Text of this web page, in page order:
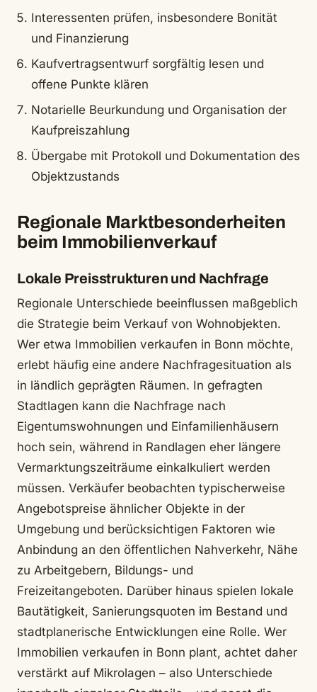
Interessenten prüfen, insbesondere Bonität
und Finanzierung
Kaufvertragsentwurf sorgfältig lesen und
offene Punkte klären
Notarielle Beurkundung und Organisation der
Kaufpreiszahlung
Übergabe mit Protokoll und Dokumentation des
Objektzustands
Regionale Marktbesonderheiten
beim Immobilienverkauf
Lokale Preisstrukturen und Nachfrage
Regionale Unterschiede beeinflussen maßgeblich
die Strategie beim Verkauf von Wohnobjekten.
Wer etwa Immobilien verkaufen in Bonn möchte,
erlebt häufig eine andere Nachfragesituation als
in ländlich geprägten Räumen. In gefragten
Stadtlagen kann die Nachfrage nach
Eigentumswohnungen und Einfamilienhäusern
hoch sein, während in Randlagen eher längere
Vermarktungszeiträume einkalkuliert werden
müssen. Verkäufer beobachten typischerweise
Angebotspreise ähnlicher Objekte in der
Umgebung und berücksichtigen Faktoren wie
Anbindung an den öffentlichen Nahverkehr, Nähe
zu Arbeitgebern, Bildungs- und
Freizeitangeboten. Darüber hinaus spielen lokale
Bautätigkeit, Sanierungsquoten im Bestand und
stadtplanerische Entwicklungen eine Rolle. Wer
Immobilien verkaufen in Bonn plant, achtet daher
verstärkt auf Mikrolagen – also Unterschiede